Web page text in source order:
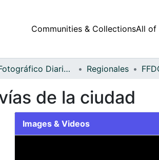
Communities & CollectionsAll of
Fondo Fotográfico Diario Occidente Regionales
de la ciudad
Images & Videos